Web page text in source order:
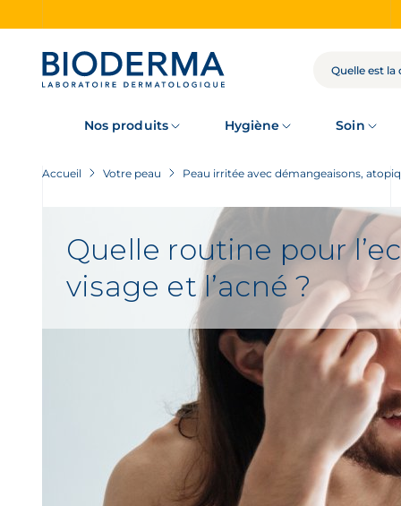
RECHERCHE
Nos produits Hygiène Soin
Accueil Votre peau Peau irritée avec démangeaisons,
Quelle routine pour
visage et l’acné ?